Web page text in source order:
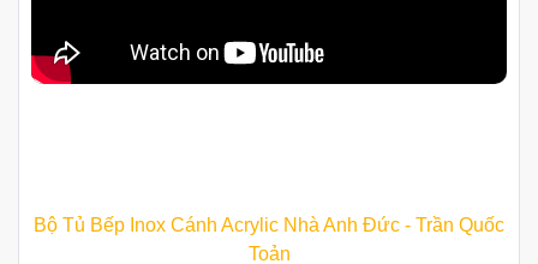
Bộ Tủ Bếp Inox Cánh Acrylic Nhà Anh Đức - Trần Quốc
Toản